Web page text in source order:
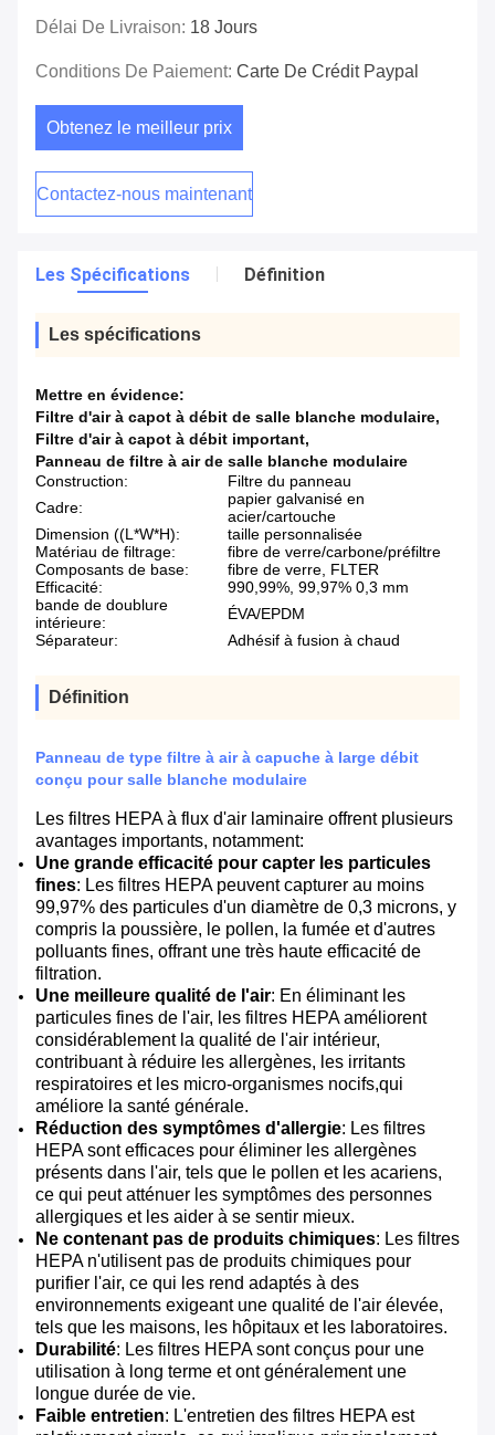
Délai De Livraison: 18 Jours
Conditions De Paiement: Carte De Crédit Paypal
Obtenez le meilleur prix
Contactez-nous maintenant
Les Spécifications Définition
Les spécifications
Mettre en évidence:
Filtre d'air à capot à débit de salle blanche modulaire,
Filtre d'air à capot à débit important,
Panneau de filtre à air de salle blanche modulaire
Construction:
Filtre du panneau
Cadre:
papier galvanisé en
acier/cartouche
Dimension ((L*W*H):
taille personnalisée
Matériau de filtrage:
fibre de verre/carbone/préfiltre
Composants de base:
fibre de verre, FLTER
Efficacité:
990,99%, 99,97% 0,3 mm
bande de doublure
intérieure:
ÉVA/EPDM
Séparateur:
Adhésif à fusion à chaud
Définition
Panneau de type filtre à air à capuche à large débit
conçu pour salle blanche modulaire
Les filtres HEPA à flux d'air laminaire offrent plusieurs
avantages importants, notamment:
Une grande efficacité pour capter les particules
fines: Les filtres HEPA peuvent capturer au moins
99,97% des particules d'un diamètre de 0,3 microns, y
compris la poussière, le pollen, la fumée et d'autres
polluants fines, offrant une très haute efficacité de
filtration.
Une meilleure qualité de l'air: En éliminant les
particules fines de l'air, les filtres HEPA améliorent
considérablement la qualité de l'air intérieur,
contribuant à réduire les allergènes, les irritants
respiratoires et les micro-organismes nocifs,qui
améliore la santé générale.
Réduction des symptômes d'allergie: Les filtres
HEPA sont efficaces pour éliminer les allergènes
présents dans l'air, tels que le pollen et les acariens,
ce qui peut atténuer les symptômes des personnes
allergiques et les aider à se sentir mieux.
Ne contenant pas de produits chimiques: Les filtres
HEPA n'utilisent pas de produits chimiques pour
purifier l'air, ce qui les rend adaptés à des
environnements exigeant une qualité de l'air élevée,
tels que les maisons, les hôpitaux et les laboratoires.
Durabilité: Les filtres HEPA sont conçus pour une
utilisation à long terme et ont généralement une
longue durée de vie.
Faible entretien: L'entretien des filtres HEPA est